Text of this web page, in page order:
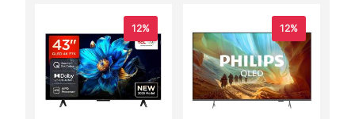
12% 12%